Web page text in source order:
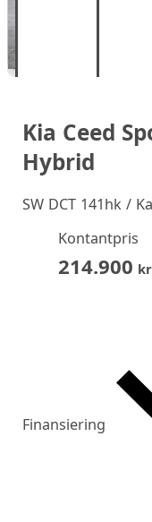
Kia Ceed
Hybrid
SW DCT 141hk /
Kontantpris
214.900 kr
Finansiering